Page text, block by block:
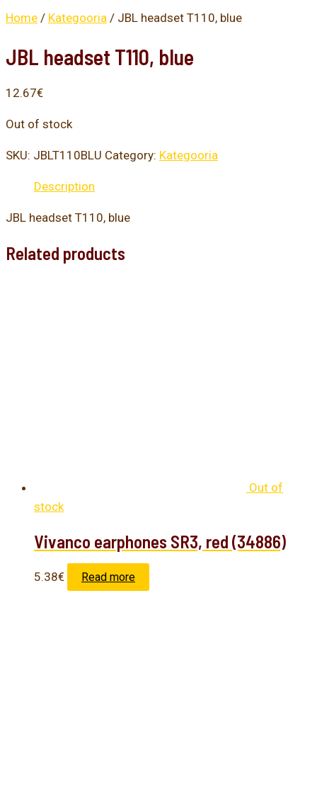
Home / Kategooria / JBL headset T110, blue
JBL headset T110, blue
12.67€
Out of stock
SKU: JBLT110BLU Category: Kategooria
Description
JBL headset T110, blue
Related products
Out of
stock
Vivanco earphones SR3, red (34886)
5.38€ Read more